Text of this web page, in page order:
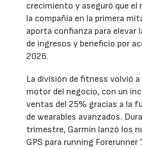
crecimiento y aseguró que el
la compañía en la primera
aporta confianza para elevar
de ingresos y beneficio por
2026.
La división de fitness volvió a
motor del negocio, con un
ventas del 25% gracias a la
de wearables avanzados.
trimestre, Garmin lanzó los
GPS para running Forerunner